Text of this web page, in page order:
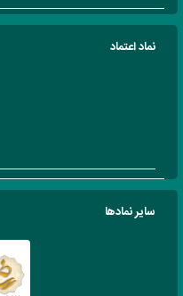
نماد اعتماد
سایر نمادها